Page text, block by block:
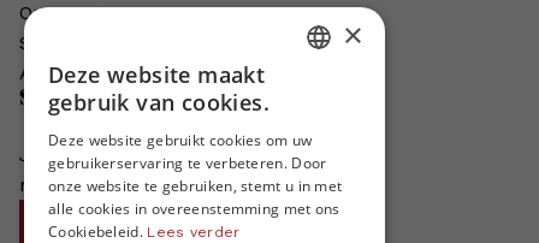
Onze auteurs
Schrijven voor MO*?
Adverteren in MO*
Steun MO*
Je helpt ons groeien. MO* bestaat
niet zonder jouw steun!
ENGLISH
×
Deze website maakt
gebruik van cookies.
Deze website gebruikt cookies om uw
gebruikerservaring te verbeteren. Door
onze website te gebruiken, stemt u in met
alle cookies in overeenstemming met ons
Cookiebeleid. Lees verder